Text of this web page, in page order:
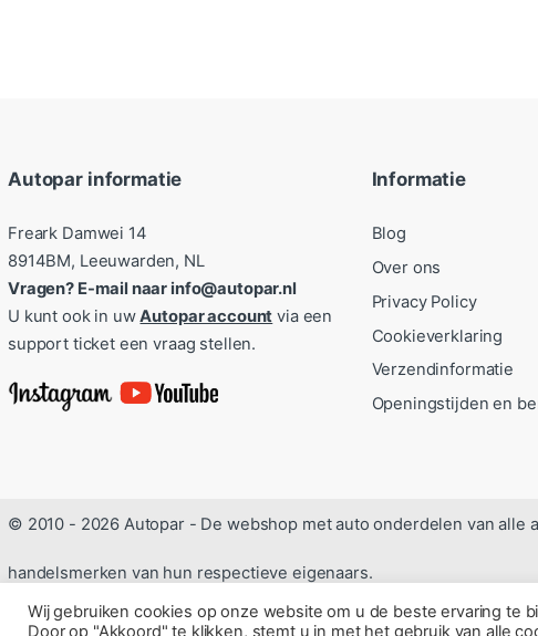
Autopar informatie
Freark Damwei 14
8914BM, Leeuwarden, NL
Vragen? E-mail naar info@autopar.nl
U kunt ook in uwAutopar account via een
support ticket een vraag stellen.
Informatie
Blog
Over ons
Privacy Policy
Cookieverklaring
Verzendinformatie
Openingstijden en
© 2010 - 2026 Autopar - De webshop met auto onderdelen van alle
handelsmerken van hun respectieve eigenaars.
Wij gebruiken cookies op onze website om u de beste ervaring te
Door op "Akkoord" te klikken, stemt u in met het gebruik van alle